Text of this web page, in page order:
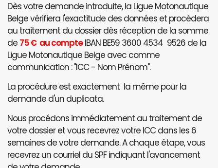
Dès votre demande introduite, la Ligue Motonautique
Belge vérifiera l'exactitude des données et procèdera
au traitement du dossier dès réception de la somme
de 75 € au compteIBAN BE59 3600 4534 9526 de la
Ligue Motonautique Belge avec comme
communication : "ICC - Nom Prénom".
La procédure est exactement la même pour la
demande d'un duplicata.
Nous procédons immédiatement au traitement de
votre dossier et vous recevrez votre ICC dans les 6
semaines de votre demande. A chaque étape, vous
recevrez un courriel du SPF indiquant l'avancement